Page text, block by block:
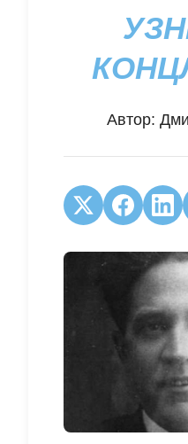
Автор: